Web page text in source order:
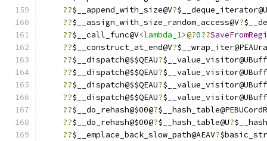
??$__append_with_size@V?
??$__assign_with_size_random_access@V?
??$__call_func@V<lambda_1>@?0??
??$__construct_at_end@V?
??$__dispatch@$$QEAU?
??$__dispatch@$$QEAU?
??$__dispatch@$$QEAU?
??$__dispatch@$$QEAU?
??$__do_rehash@$00@?
??$__do_rehash@$00@?$__hash_table@U?
??$__emplace_back_slow_path@AEAV?